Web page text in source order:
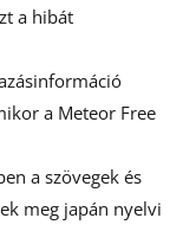
a hibát
a Meteor Free
a szövegek és
meg japán nyelvi